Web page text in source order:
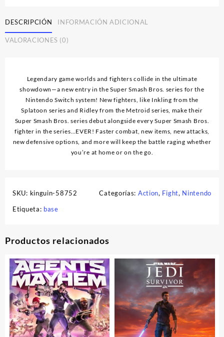
DESCRIPCIÓN INFORMACIÓN ADICIONAL
VALORACIONES (0)
Legendary game worlds and fighters collide in the ultimate
showdown—a new entry in the Super Smash Bros. series for the
Nintendo Switch system! New fighters, like Inkling from the
Splatoon series and Ridley from the Metroid series, make their
Super Smash Bros. series debut alongside every Super Smash Bros.
fighter in the series…EVER! Faster combat, new items, new attacks,
new defensive options, and more will keep the battle raging whether
you’re at home or on the go.
SKU: kinguin-58752 Categorías: Action, Fight, Nintendo
Etiqueta: base
Productos relacionados